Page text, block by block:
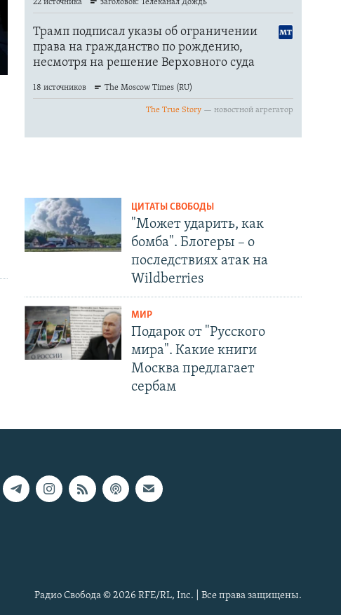
ЦИТАТЫ СВОБОДЫ
"Может ударить, как
бомба". Блогеры – о
последствиях атак на
Wildberries
МИР
Подарок от "Русского
мира". Какие книги
Москва предлагает
сербам
Радио Свобода © 2026 RFE/RL, Inc. | Все права защищены.